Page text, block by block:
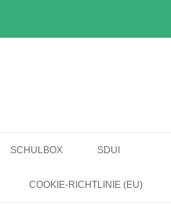
SCHULBOX SDUI
COOKIE-RICHTLINIE (EU)